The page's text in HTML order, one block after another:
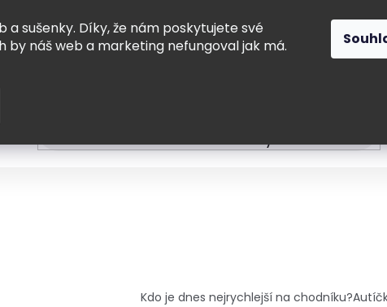
a sušenky. Díky, že nám poskytujete své
by náš web a marketing nefungoval jak má.
Kdo je dnes nejrychlejší na chodníku?